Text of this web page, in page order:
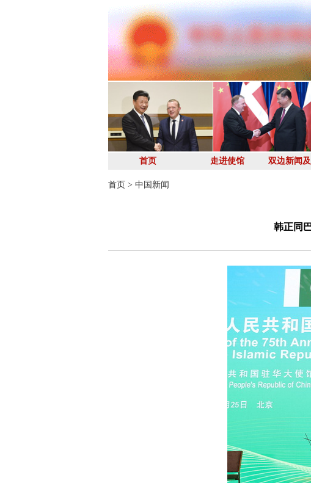
首页 走进使馆 双边新闻
首页 > 中国新闻
韩正同